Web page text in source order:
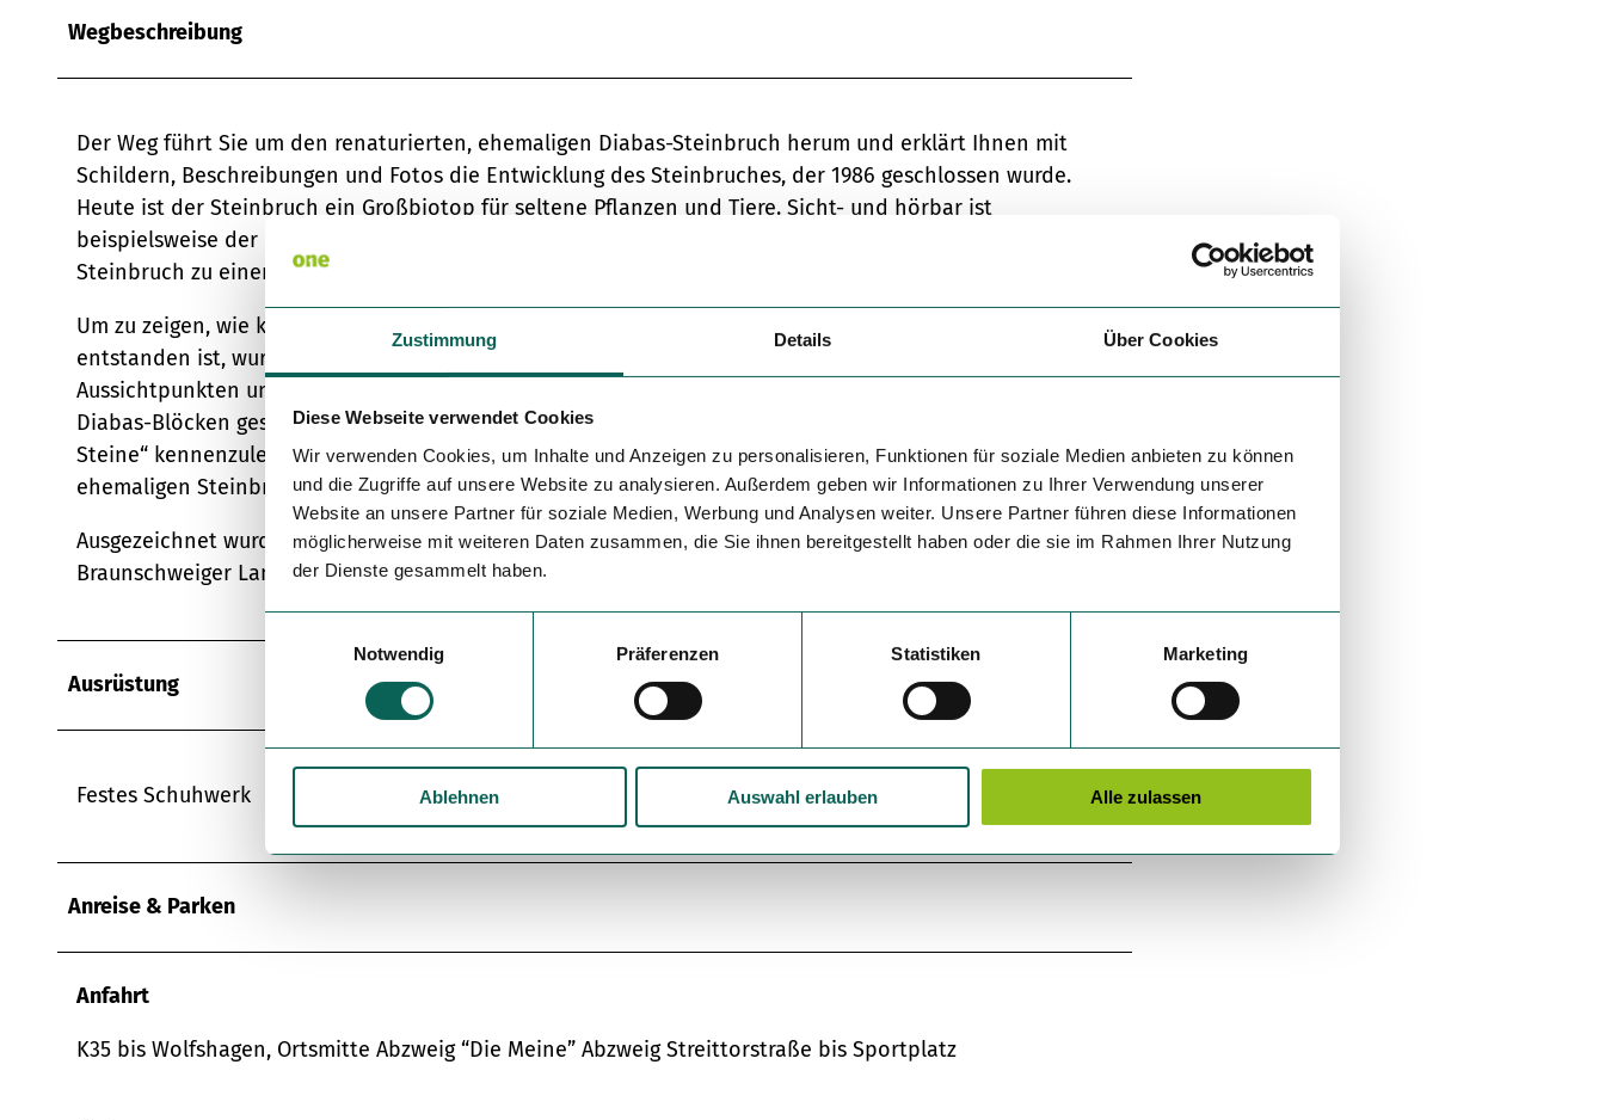
Zustimmung Details Über Cookies
Diese Webseite verwendet Cookies
Wir verwenden Cookies, um Inhalte und Anzeigen zu personalisieren, Funktionen für soziale Medien anbieten zu können
und die Zugriffe auf unsere Website zu analysieren. Außerdem geben wir Informationen zu Ihrer Verwendung unserer
Website an unsere Partner für soziale Medien, Werbung und Analysen weiter. Unsere Partner führen diese Informationen
möglicherweise mit weiteren Daten zusammen, die Sie ihnen bereitgestellt haben oder die sie im Rahmen Ihrer Nutzung
der Dienste gesammelt haben.
g
s
Notwendig Präferenzen Statistiken Marketing
Ablehnen Auswahl erlauben Alle zulassen
Wegbeschreibung
Der Weg führt Sie um den renaturierten, ehemaligen Diabas-Steinbruch herum und erklärt Ihnen mit
Schildern, Beschreibungen und Fotos die Entwicklung des Steinbruches, der 1986 geschlossen wurde.
Heute ist der Steinbruch ein Großbiotop für seltene Pflanzen und Tiere. Sicht- und hörbar ist
beispielsweise der Uhu und die Geburtshelferkröte, eine Vielfalt an seltenen Libellenarten macht den
Steinbruch zu einer Besonderheit.
Um zu zeigen, wie klein die Gegensätze zwischen Wald und Steinbruch sind und dass eine neue Natur
entstanden ist, wurde vom Niedersächsischen Forstamt Seesen dieser Rundwanderweg geschaffen. An
Aussichtpunkten und exponierten Stellen sind Skulpturen und Reliefs aufgestellt, die aus örtlichem
Diabas-Blöcken geschaffen wurden – ein Grund mehr für kleine und große Wanderfreunde, die „Spur der
Steine“ kennenzulernen – und auf dem erschaffenen Aussichtspunkt den Panoramablick in den
ehemaligen Steinbruch zu genießen.
Ausgezeichnet wurde der Themenpfad „Spur der Steine“ bereits als „Geopunkt im Geopark Harz-
Braunschweiger Land-Ostfalen“.
Ausrüstung
Festes Schuhwerk
Anreise & Parken
Anfahrt
K35 bis Wolfshagen, Ortsmitte Abzweig “Die Meine” Abzweig Streittorstraße bis Sportplatz